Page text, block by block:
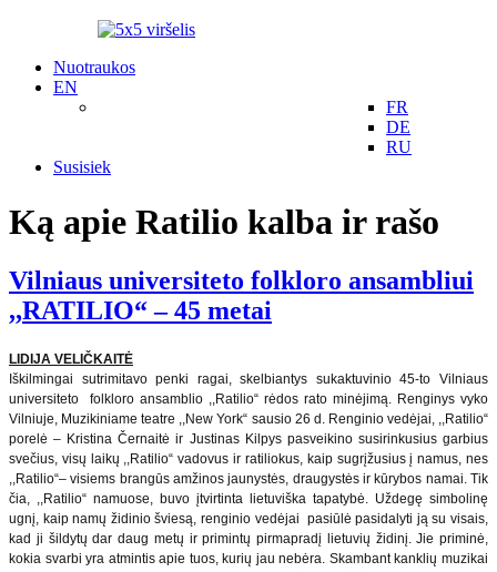
Nuotraukos
EN
FR
DE
RU
Susisiek
Ką apie Ratilio kalba ir rašo
Vilniaus universiteto folkloro ansambliui
,,RATILIO“ – 45 metai
LIDIJA VELIČKAITĖ
Iškilmingai sutrimitavo penki ragai, skelbiantys sukaktuvinio 45-to Vilniaus
universiteto folkloro ansamblio ,,Ratilio“ rėdos rato minėjimą. Renginys vyko
Vilniuje, Muzikiniame teatre ,,New York“ sausio 26 d. Renginio vedėjai, ,,Ratilio“
porelė – Kristina Černaitė ir Justinas Kilpys pasveikino susirinkusius garbius
svečius, visų laikų ,,Ratilio“ vadovus ir ratiliokus, kaip sugrįžusius į namus, nes
,,Ratilio“– visiems brangūs amžinos jaunystės, draugystės ir kūrybos namai. Tik
čia, ,,Ratilio“ namuose, buvo įtvirtinta lietuviška tapatybė. Uždegę simbolinę
ugnį, kaip namų židinio šviesą, renginio vedėjai pasiūlė pasidalyti ją su visais,
kad ji šildytų dar daug metų ir primintų pirmapradį lietuvių židinį. Jie priminė,
kokia svarbi yra atmintis apie tuos, kurių jau nebėra. Skambant kanklių muzikai